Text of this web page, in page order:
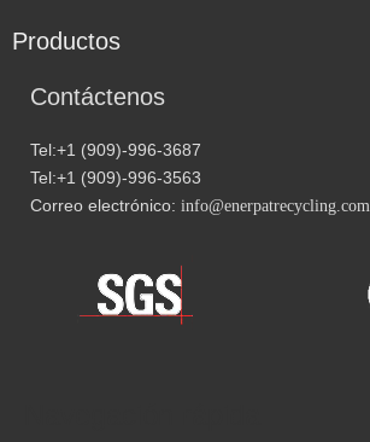
Productos
Contáctenos
Tel:+1 (909)-996-3687
Tel:+1 (909)-996-3563
Correo electrónico: info@enerpatrecycling.com